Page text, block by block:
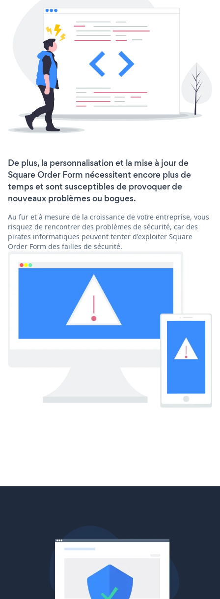
De plus, la personnalisation et la mise à jour de
Square Order Form nécessitent encore plus de
temps et sont susceptibles de provoquer de
nouveaux problèmes ou bogues.
Au fur et à mesure de la croissance de votre entreprise, vous
risquez de rencontrer des problèmes de sécurité, car des
pirates informatiques peuvent tenter d'exploiter Square
Order Form des failles de sécurité.